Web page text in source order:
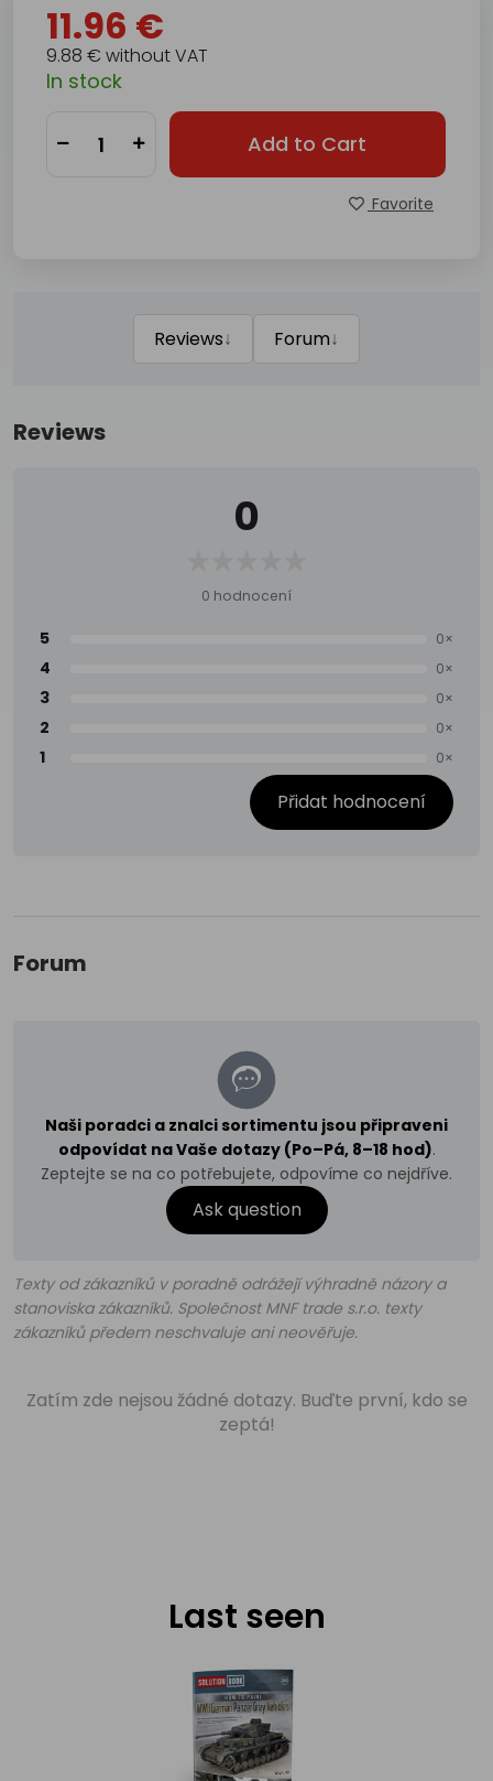
11.96 €
9.88 € without VAT
In stock
Add to Cart
Favorite
Reviews↓ Forum↓
Reviews
0
0 hodnocení
5 0×
4 0×
3 0×
2 0×
1 0×
Přidat hodnocení
Forum
Naši poradci a znalci sortimentu jsou připraveni
odpovídat na Vaše dotazy (Po–Pá, 8–18 hod).
Zeptejte se na co potřebujete, odpovíme co nejdříve.
Ask question
Texty od zákazníků v poradně odrážejí výhradně názory a
stanoviska zákazníků. Společnost MNF trade s.r.o. texty
zákazníků předem neschvaluje ani neověřuje.
Zatím zde nejsou žádné dotazy. Buďte první, kdo se
zeptá!
Last seen